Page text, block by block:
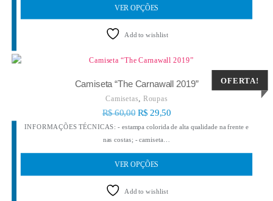
VER OPÇÕES
Add to wishlist
OFERTA!
Camiseta “The Carnawall 2019”
Camisetas Roupas
R$60,00 R$ 29,50
INFORMAÇÕES TÉCNICAS: - estampa colorida de alta qualidade na frente e
nas costas; - camiseta…
VER OPÇÕES
Add to wishlist